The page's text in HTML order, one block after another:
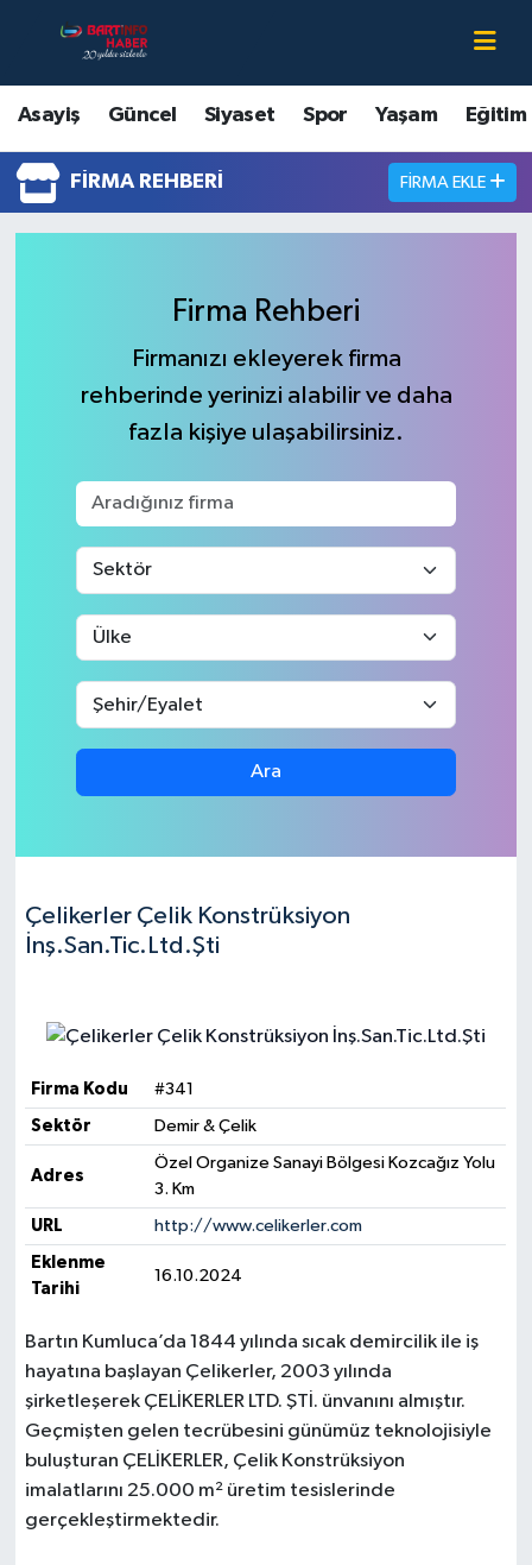
Asayiş Güncel Siyaset Spor Yaşam Eğitim
FIRMA REHBERI FIRMA EKLE
Firma Rehberi
Firmanızı ekleyerek firma
rehberinde yerinizi alabilir ve daha
fazla kişiye ulaşabilirsiniz.
Ara
Çelikerler Çelik Konstrüksiyon
İnş.San.Tic.Ltd.Şti
Firma Kodu #341
Sektör Demir & Çelik
Adres
Özel Organize Sanayi Bölgesi Kozcağız Yolu
3. Km
URL http://www.celikerler.com
Eklenme
Tarihi
16.10.2024
Bartın Kumluca’da 1844 yılında sıcak demircilik ile iş
hayatına başlayan Çelikerler, 2003 yılında
şirketleşerek ÇELİKERLER LTD. ŞTİ. ünvanını almıştır.
Geçmişten gelen tecrübesini günümüz teknolojisiyle
buluşturan ÇELİKERLER, Çelik Konstrüksiyon
imalatlarını 25.000 m² üretim tesislerinde
gerçekleştirmektedir.
Asayiş
Bartın Hakkında
Çevre
Güncel
Magazin
Medya
Sağlık
Sinema
Sivil Toplum
Tarım
Yerel Yönetimler
DÜNYA
YEREL
Bartın Nöbetçi Eczaneler
Bartın Hava Durumu
Bartin Namaz Vakitleri
Tüm Manşetler
Haber Arşivi